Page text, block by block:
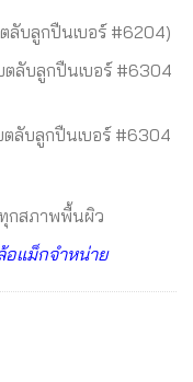
ลับลูกปืนเบอร์ #6204)
ตลับลูกปืนเบอร์ #6304
ตลับลูกปืนเบอร์ #6304
ทุกสภาพพื้นผิว
แม็กจำหน่าย